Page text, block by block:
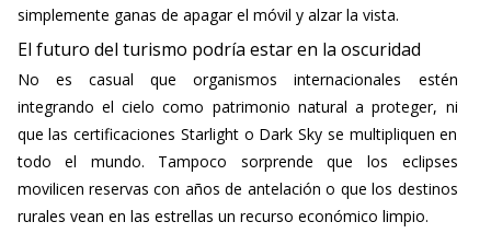
simplemente ganas de apagar el móvil y alzar la vista.
El futuro del turismo podría estar en la oscuridad
No es casual que organismos internacionales estén
integrando el cielo como patrimonio natural a proteger, ni
que las certificaciones Starlight o Dark Sky se multipliquen en
todo el mundo. Tampoco sorprende que los eclipses
movilicen reservas con años de antelación o que los destinos
rurales vean en las estrellas un recurso económico limpio.